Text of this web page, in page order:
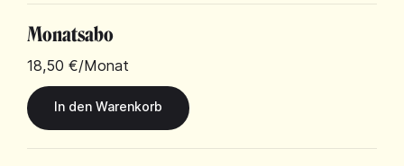
Monatsabo
18,50 €/Monat